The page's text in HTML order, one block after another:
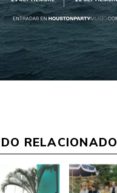
RELACIONADO